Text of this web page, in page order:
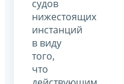
судов
нижестоящих
инстанций
в виду
того,
что